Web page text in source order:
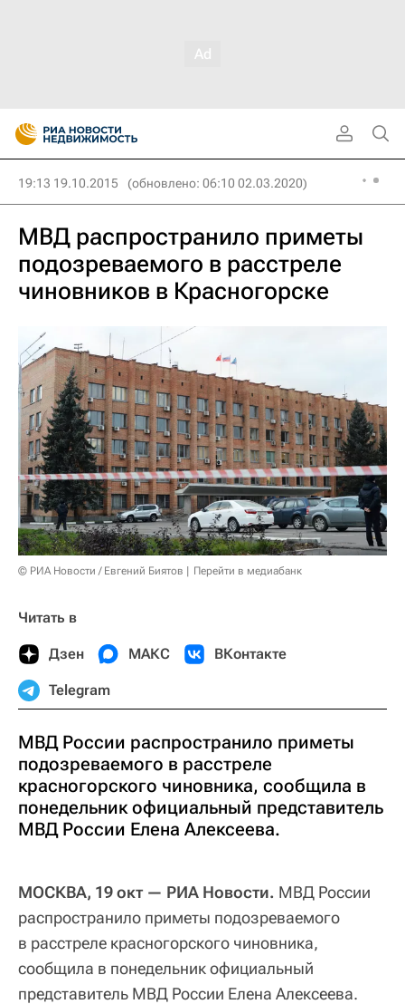
19:13 19.10.2015 (обновлено: 06:10 02.03.2020)
МВД распространило приметы
подозреваемого в расстреле
чиновников в Красногорске
© РИА Новости / Евгений Биятов Перейти в медиабанк
Читать в
Дзен МАКС ВКонтакте
Telegram
МВД России распространило приметы
подозреваемого в расстреле
красногорского чиновника, сообщила в
понедельник официальный представитель
МВД России Елена Алексеева.
МОСКВА, 19 окт — РИА Новости. МВД России
распространило приметы подозреваемого
в расстреле красногорского чиновника,
сообщила в понедельник официальный
представитель МВД России Елена Алексеева.